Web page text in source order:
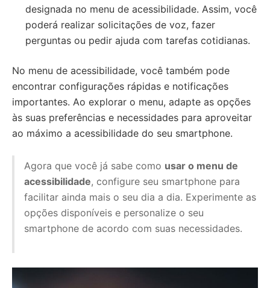
designada no menu de acessibilidade. Assim, você
poderá realizar solicitações de voz, fazer
perguntas ou pedir ajuda com tarefas cotidianas.
No menu de acessibilidade, você também pode
encontrar configurações rápidas e notificações
importantes. Ao explorar o menu, adapte as opções
às suas preferências e necessidades para aproveitar
ao máximo a acessibilidade do seu smartphone.
Agora que você já sabe como usar o menu de
acessibilidade, configure seu smartphone para
facilitar ainda mais o seu dia a dia. Experimente as
opções disponíveis e personalize o seu
smartphone de acordo com suas necessidades.